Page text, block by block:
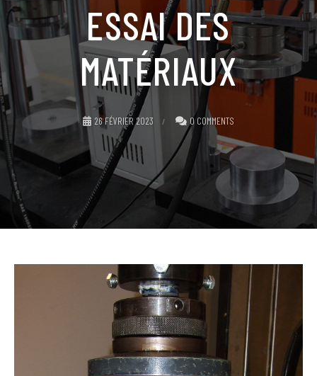
ESSAI DES
MATÉRIAUX
26 FÉVRIER 2023 0 COMMENTS